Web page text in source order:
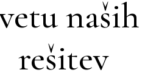
naših
rešitev